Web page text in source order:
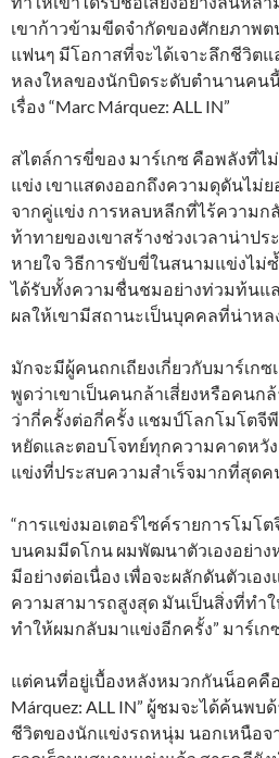
เขาก้าวข้ามขีดจำกัดของศักยภาพ
แฟนๆ มีโอกาสที่จะได้เจาะลึกชีวิต
หลงใหลของนักบิดระดับตำนานคน
เรื่อง “Marc Márquez: ALL IN”
สไตล์การขี่ของ มาร์เกซ คือพลังที่ไ
แข่ง เขาแสดงออกถึงความดุดันไม่
จากคู่แข่ง การหลบหลีกที่ไร้ความก
ท้าทายของเขาสร้างช่วงเวลาน่าป
หายใจ วิธีการขับขี่ในสนามแข่งไม่
ได้รับทั้งความชื่นชมอย่างท่วมท้นแ
ผลให้เขามีสถานะเป็นบุคคลที่น่าห
มักจะมีผู้คนถกเถียงเกี่ยวกับมาร์เก
พูดว่าเขาเป็นคนกล้าเสี่ยงหรือคนก
ว่ากี่ครั้งต่อกี่ครั้ง แชมป์โลกโมโต
หยัดและตอบโจทย์ทุกความคาดหวั
แข่งที่ประสบความสำเร็จมากที่สุด
“การแข่งมอเตอร์ไซค์รายการโมโต
บนคมมีดโกน ผมพัฒนาตัวเองอย่า
มีอย่างต่อเนื่อง เพื่อจะผลักดันตัวเอ
ความสามารถสูงสุด มันเป็นสิ่งที่ทำ
ทำให้ผมกลับมาแข่งอีกครั้ง” มาร์เก
แต่คนที่อยู่เบื้องหลังหมวกกันน็อคคือ
Márquez: ALL IN” ผู้ชมจะได้ค้นพ
ชีวิตของนักแข่งรถหนุ่ม นอกเหนือจ